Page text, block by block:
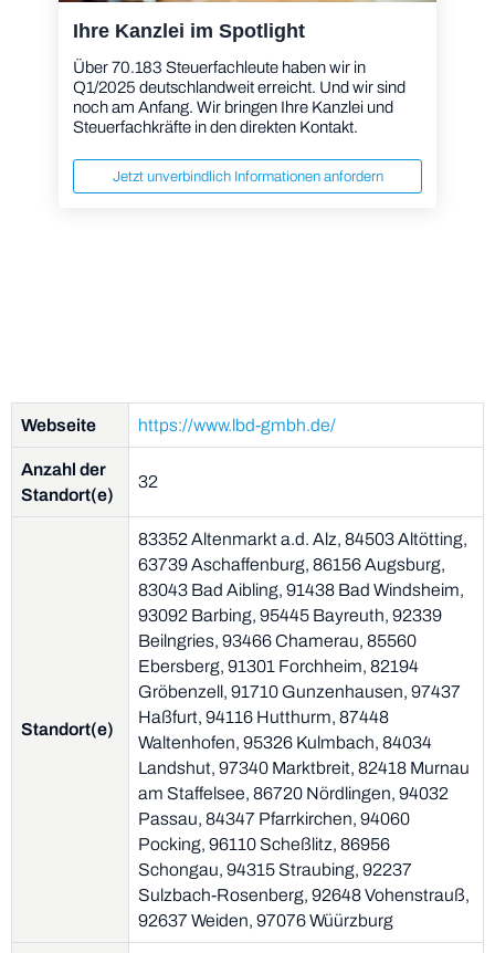
Ihre Kanzlei im Spotlight
Über 70.183 Steuerfachleute haben wir in
Q1/2025 deutschlandweit erreicht. Und wir sind
noch am Anfang. Wir bringen Ihre Kanzlei und
Steuerfachkräfte in den direkten Kontakt.
Jetzt unverbindlich Informationen anfordern
Webseite https://www.lbd-gmbh.de/
Anzahl der
Standort(e)
32
Standort(e)
83352 Altenmarkt a.d. Alz, 84503 Altötting,
63739 Aschaffenburg, 86156 Augsburg,
83043 Bad Aibling, 91438 Bad Windsheim,
93092 Barbing, 95445 Bayreuth, 92339
Beilngries, 93466 Chamerau, 85560
Ebersberg, 91301 Forchheim, 82194
Gröbenzell, 91710 Gunzenhausen, 97437
Haßfurt, 94116 Hutthurm, 87448
Waltenhofen, 95326 Kulmbach, 84034
Landshut, 97340 Marktbreit, 82418 Murnau
am Staffelsee, 86720 Nördlingen, 94032
Passau, 84347 Pfarrkirchen, 94060
Pocking, 96110 Scheßlitz, 86956
Schongau, 94315 Straubing, 92237
Sulzbach-Rosenberg, 92648 Vohenstrauß,
92637 Weiden, 97076 Wüürzburg